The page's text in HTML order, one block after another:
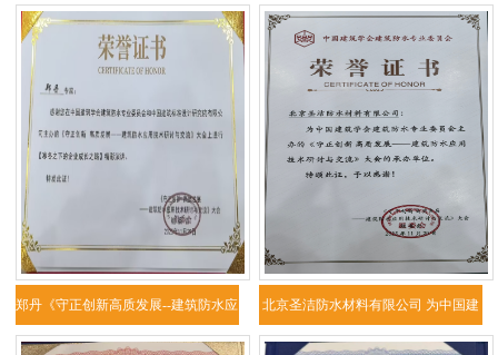
郑丹《守正创新高质发展--建筑防水应
用技
北京圣洁防水材料有限公司 为中国建
筑学会